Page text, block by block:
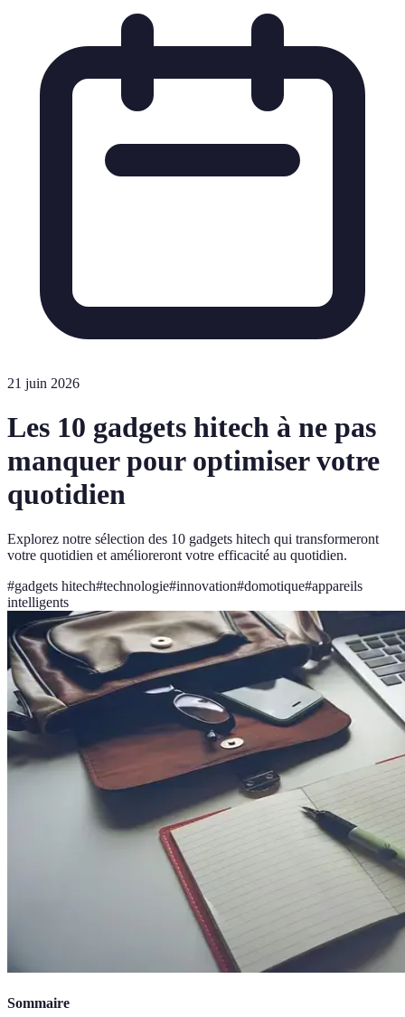
21 juin 2026
Les 10 gadgets hitech à ne pas
manquer pour optimiser votre
quotidien
Explorez notre sélection des 10 gadgets hitech qui transformeront
votre quotidien et amélioreront votre efficacité au quotidien.
#gadgets hitech#technologie#innovation#domotique#appareils
intelligents
Sommaire